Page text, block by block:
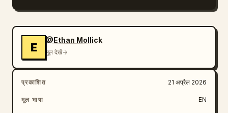
के साथ, "Stable Diffusion XL" "2/4" और "50%" के
साथ, और "SD 1.5" "0/4" और "0%" के साथ। दाईं ओर
एक बड़ा हाइलाइट किया हुआ बॉक्स है जिस पर "Average
Score" और "
" बड़े नीले अक्षरों में लिखा है। स्लाइड के
"Modern models understand complex, specific
E
@Ethan Mollick
मूल देखें
प्रकाशित 21 अप्रैल 2026
मूल भाषा EN